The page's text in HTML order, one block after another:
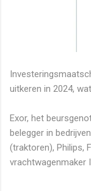
uitkeren in 2024,
Exor, het
belegger in
(traktoren), Philips,
vrachtwagenmaker